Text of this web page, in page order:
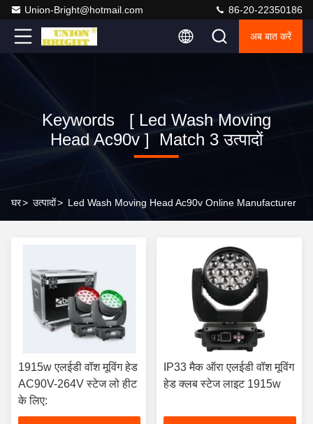
Union-Bright@hotmail.com 86-20-22350186
अब बात करें
Keywords [ Led Wash Moving
Head Ac90v ] Match 3 उत्पादों
घर> उत्पादों> Led Wash Moving Head Ac90v Online Manufacturer
1915w एलईडी वॉश मूविंग हेड
AC90V-264V स्टेज लो हीट
के लिए:
IP33 मैक ऑरा एलईडी वॉश मूविंग
हेड क्लब स्टेज लाइट 1915w